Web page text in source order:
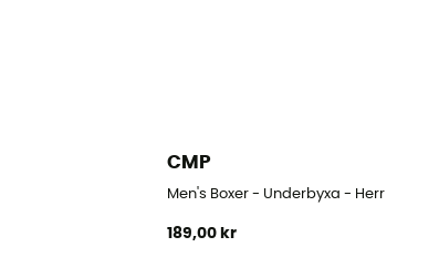
CMP
Men's Boxer - Underbyxa - Herr
189,00 kr